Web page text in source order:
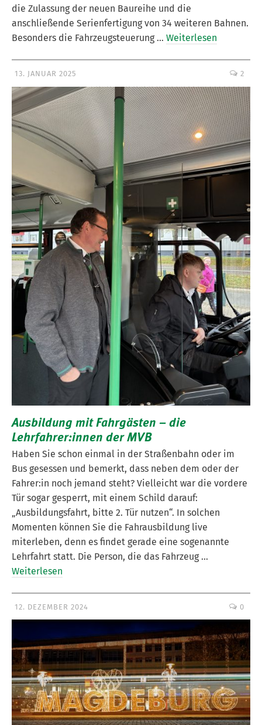
die Zulassung der neuen Baureihe und die
anschließende Serienfertigung von 34 weiteren Bahnen.
Besonders die Fahrzeugsteuerung … Weiterlesen
13. JANUAR 2025 2
Ausbildung mit Fahrgästen – die
Lehrfahrer:innen der MVB
Haben Sie schon einmal in der Straßenbahn oder im
Bus gesessen und bemerkt, dass neben dem oder der
Fahrer:in noch jemand steht? Vielleicht war die vordere
Tür sogar gesperrt, mit einem Schild darauf:
„Ausbildungsfahrt, bitte 2. Tür nutzen“. In solchen
Momenten können Sie die Fahrausbildung live
miterleben, denn es findet gerade eine sogenannte
Lehrfahrt statt. Die Person, die das Fahrzeug …
Weiterlesen
12. DEZEMBER 2024 0